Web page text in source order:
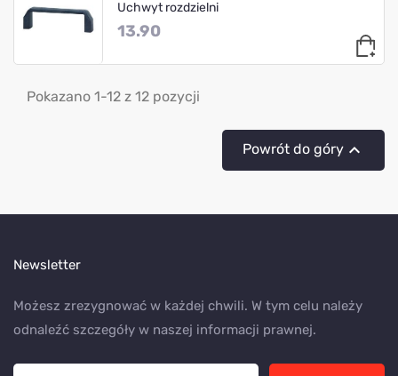
Uchwyt rozdzielni
13.90
Pokazano 1-12 z 12 pozycji
Powrót do góry
Newsletter
Możesz zrezygnować w każdej chwili. W tym celu należy
odnaleźć szczegóły w naszej informacji prawnej.